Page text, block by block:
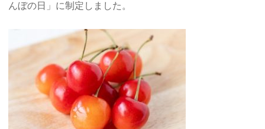
んぼの日」に制定しました。